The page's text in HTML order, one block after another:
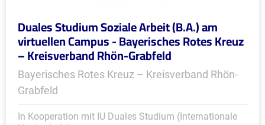
Duales Studium Soziale Arbeit (B.A.) am
virtuellen Campus - Bayerisches Rotes Kreuz
– Kreisverband Rhön-Grabfeld
Bayerisches Rotes Kreuz – Kreisverband Rhön-
Grabfeld
In Kooperation mit IU Duales Studium (Internationale